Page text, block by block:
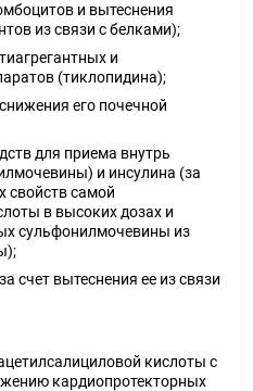
и вытеснения
из связи с белками);
и
(тиклопидина);
его почечной
для приема внутрь
и инсулина (за
свойств самой
в высоких дозах и
сульфонилмочевины из
счет вытеснения ее из связи
кислоты с
кардиопротекторных